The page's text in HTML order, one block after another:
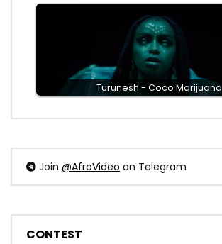
Turunesh - Coco Marijuana
Join @AfroVideo on Telegram
CONTEST